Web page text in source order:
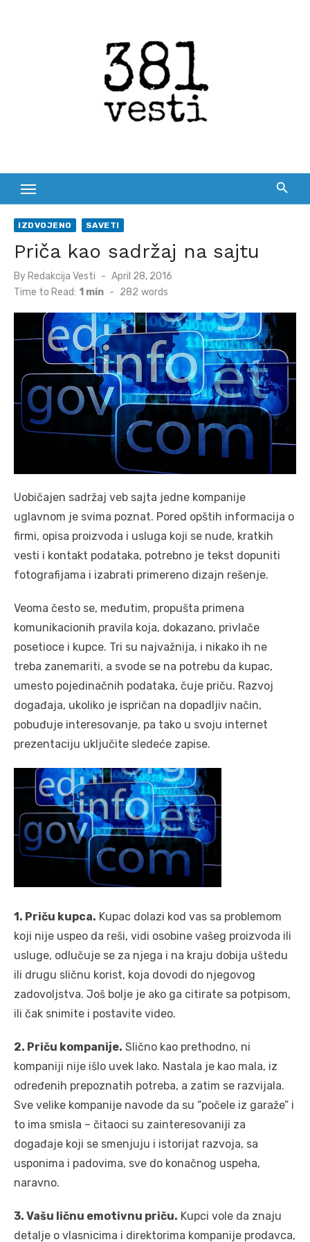
IZDVOJENO SAVETI
Priča kao sadržaj na sajtu
By Redakcija Vesti
Posted
on
April 28, 2016
Time to Read: 1 min - 282 words
Uobičajen sadržaj veb sajta jedne kompanije
uglavnom je svima poznat. Pored opštih informacija o
firmi, opisa proizvoda i usluga koji se nude, kratkih
vesti i kontakt podataka, potrebno je tekst dopuniti
fotografijama i izabrati primereno dizajn rešenje.
Veoma često se, međutim, propušta primena
komunikacionih pravila koja, dokazano, privlače
posetioce i kupce. Tri su najvažnija, i nikako ih ne
treba zanemariti, a svode se na potrebu da kupac,
umesto pojedinačnih podataka, čuje priču. Razvoj
događaja, ukoliko je ispričan na dopadljiv način,
pobuđuje interesovanje, pa tako u svoju internet
prezentaciju uključite sledeće zapise.
1. Priču kupca. Kupac dolazi kod vas sa problemom
koji nije uspeo da reši, vidi osobine vašeg proizvoda ili
usluge, odlučuje se za njega i na kraju dobija uštedu
ili drugu sličnu korist, koja dovodi do njegovog
zadovoljstva. Još bolje je ako ga citirate sa potpisom,
ili čak snimite i postavite video.
2. Priču kompanije. Slično kao prethodno, ni
kompaniji nije išlo uvek lako. Nastala je kao mala, iz
određenih prepoznatih potreba, a zatim se razvijala.
Sve velike kompanije navode da su “počele iz garaže” i
to ima smisla – čitaoci su zainteresovaniji za
događaje koji se smenjuju i istorijat razvoja, sa
usponima i padovima, sve do konačnog uspeha,
naravno.
3. Vašu ličnu emotivnu priču. Kupci vole da znaju
detalje o vlasnicima i direktorima kompanije prodavca,